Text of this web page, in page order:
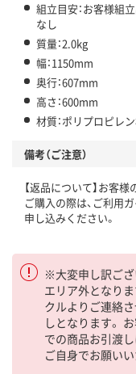
組立目安：お客様組立
なし
質量：2.0kg
幅：1150mm
奥行：607mm
高さ：600mm
材質：ポリプロピレ
備考（ご注意）
【返品について】お客
ご購入の際は、ご利用ガ
申し込みください。
※大変申し訳ござ
エリア外となりま
クルよりご連絡
しとなります。
での商品お引渡
ご自身でお願いい